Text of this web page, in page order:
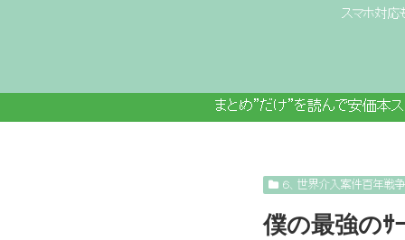
スマホ対応
まとめ”だけ”を読んで安価本
６、世界介入案件百年戦争
僕の最強の